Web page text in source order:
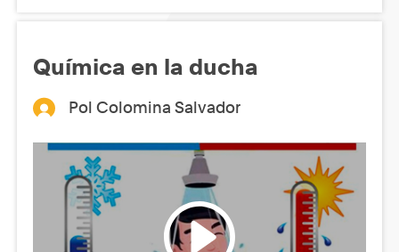
Química en la ducha
Pol Colomina Salvador